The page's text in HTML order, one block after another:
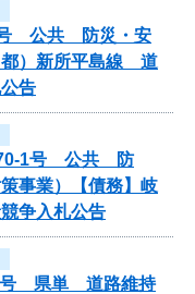
号 公共 防災・安
都）新所平島線 道
告
-70-1号 公共 防
事業）【債務】岐
争入札公告
2号 県単 道路維持